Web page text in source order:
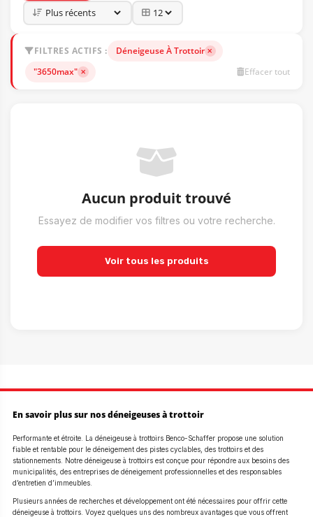
FILTRES ACTIFS :
Déneigeuse À Trottoir
"3650max"
Effacer tout
Aucun produit trouvé
Essayez de modifier vos filtres ou votre recherche.
Voir tous les produits
En savoir plus sur nos déneigeuses à trottoir
Performante et étroite. La déneigeuse à trottoirs Benco-Schaffer propose une solution
fiable et rentable pour le déneigement des pistes cyclables, des trottoirs et des
stationnements. Notre déneigeuse à trottoirs est conçue pour répondre aux besoins des
municipalités, des entreprises de déneigement professionnelles et des responsables
d’entretien d’immeubles.
Plusieurs années de recherches et développement ont été nécessaires pour offrir cette
déneigeuse à trottoirs. Voyez quelques uns des nombreux avantages que vous offrent